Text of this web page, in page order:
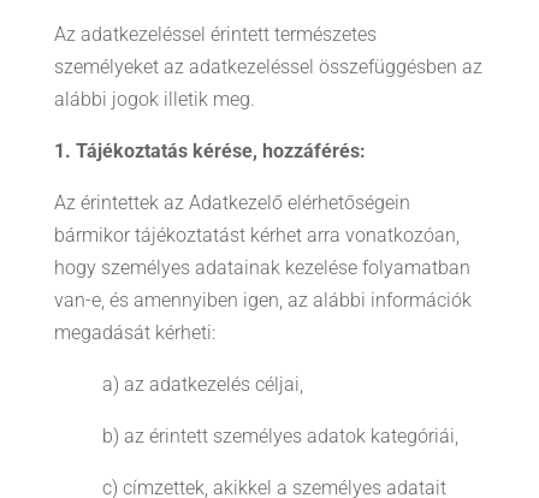
Az adatkezeléssel érintett természetes
személyeket az adatkezeléssel összefüggésben az
alábbi jogok illetik meg.
1. Tájékoztatás kérése, hozzáférés:
Az érintettek az Adatkezelő elérhetőségein
bármikor tájékoztatást kérhet arra vonatkozóan,
hogy személyes adatainak kezelése folyamatban
van-e, és amennyiben igen, az alábbi információk
megadását kérheti:
a) az adatkezelés céljai,
b) az érintett személyes adatok kategóriái,
c) címzettek, akikkel a személyes adatait